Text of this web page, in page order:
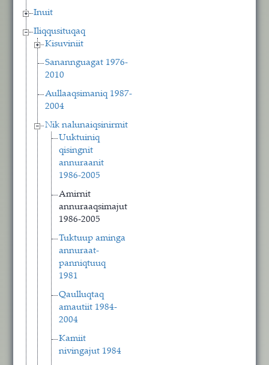
Inuit
Iliqqusituqaq
Kisuviniit
Sanannguagat 1976-
2010
Aullaaqsimaniq 1987-
2004
Nik nalunaiqsinirmit
Uuktuiniq
qisingnit
annuraanit
1986-2005
Amirnit
annuraaqsimajut
1986-2005
Tuktuup aminga
annuraat-
panniqtuuq
1981
Qaulluqtaq
amautiit 1984-
2004
Kamiit
nivingajut 1984